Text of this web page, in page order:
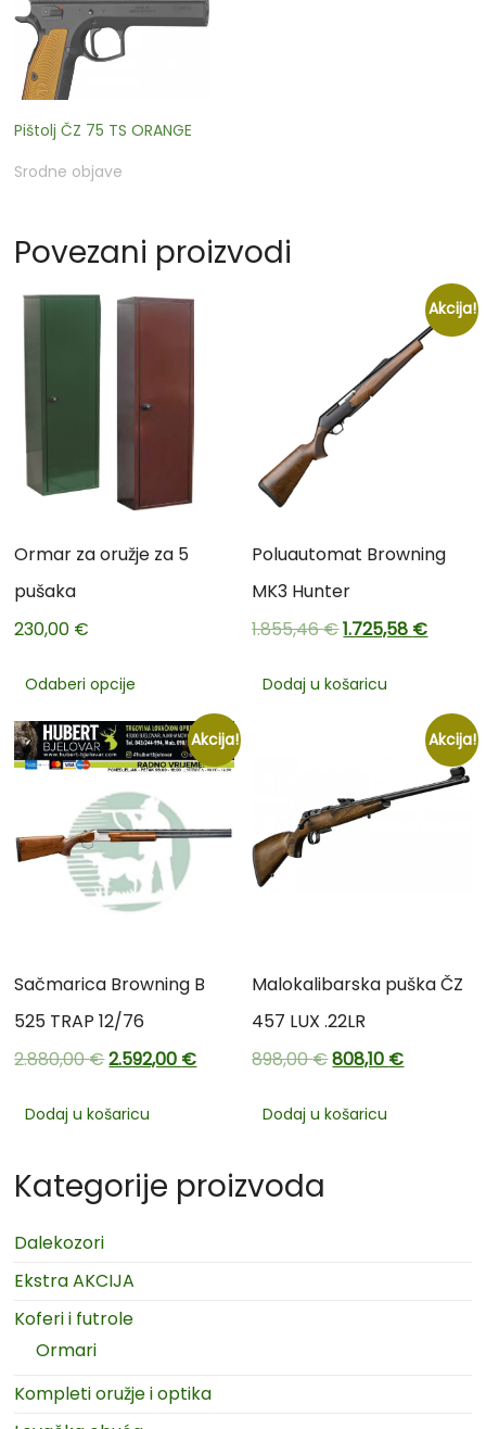
Pištolj ČZ 75 TS ORANGE
Srodne objave
Povezani proizvodi
Ormar za oružje za 5
pušaka
230,00 €
Odaberi opcije
Akcija!
Poluautomat Browning
MK3 Hunter
1.855,46€1.725,58 €
Dodaj u košaricu
Akcija!
Sačmarica Browning B
525 TRAP 12/76
2.880,00€2.592,00 €
Dodaj u košaricu
Akcija!
Malokalibarska puška ČZ
457 LUX .22LR
898,00€808,10 €
Dodaj u košaricu
Kategorije proizvoda
Dalekozori
Ekstra AKCIJA
Koferi i futrole
Ormari
Kompleti oružje i optika